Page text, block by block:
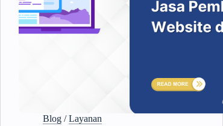
Blog /Layanan